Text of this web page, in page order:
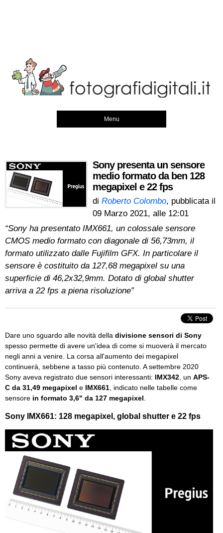
Menu
Sony presenta un sensore
medio formato da ben 128
megapixel e 22 fps
di Roberto Colombo, pubblicata il
09 Marzo 2021, alle 12:01
“Sony ha presentato IMX661, un colossale sensore
CMOS medio formato con diagonale di 56,73mm, il
formato utilizzato dalle Fujifilm GFX. In particolare il
sensore è costituito da 127,68 megapixel su una
superficie di 46,2x32,9mm. Dotato di global shutter
arriva a 22 fps a piena risoluzione”
Dare uno sguardo alle novità della divisione sensori di Sony
spesso permette di avere un'idea di come si muoverà il mercato
negli anni a venire. La corsa all'aumento dei megapixel
continuerà, sebbene a tasso più contenuto. A settembre 2020
Sony aveva registrato due sensori interessanti: IMX342 , un APS-
C da 31,49 megapixel e IMX661 , indicato nelle tabelle come
sensore in formato 3,6" da 127 megapixel
Sony IMX661: 128 megapixel, global shutter e 22 fps